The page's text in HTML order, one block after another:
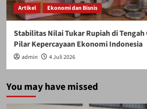
Artikel Ekonomi dan Bisnis
Stabilitas Nilai Tukar Rupiah di
Pilar Kepercayaan Ekonomi Indonesia
admin 4 Juli 2026
You may have missed